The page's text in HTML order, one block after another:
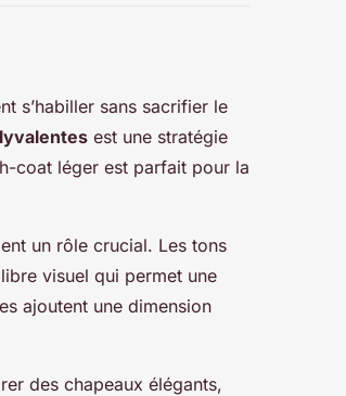
s’habiller sans sacrifier le
est une stratégie
coat léger est parfait pour la
un rôle crucial. Les tons
visuel qui permet une
ajoutent une dimension
des chapeaux élégants,